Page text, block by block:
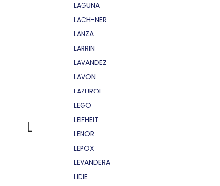
L
LAGUNA
LACH-NER
LANZA
LARRIN
LAVANDEZ
LAVON
LAZUROL
LEGO
LEIFHEIT
LENOR
LEPOX
LEVANDERA
LIDIE